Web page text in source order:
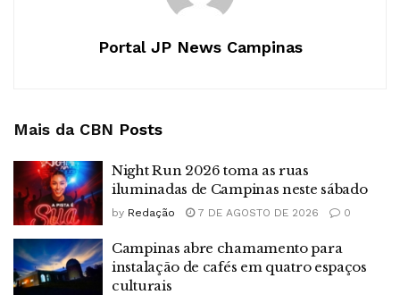
Portal JP News Campinas
Mais da CBN Posts
Night Run 2026 toma as ruas
iluminadas de Campinas neste sábado
by Redação 7 DE AGOSTO DE 2026 0
Campinas abre chamamento para
instalação de cafés em quatro espaços
culturais